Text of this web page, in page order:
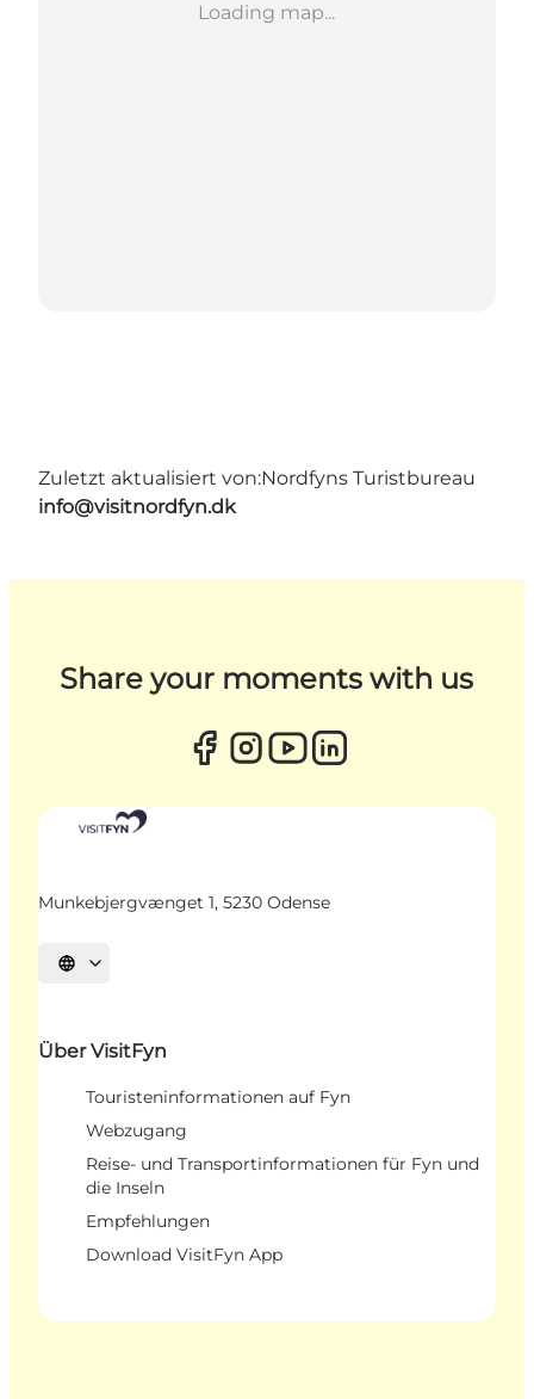
Loading map...
Zuletzt aktualisiert von:Nordfyns Turistbureau
info@visitnordfyn.dk
Share your moments with us
Munkebjergvænget 1, 5230 Odense
Sprache auswählen
Über VisitFyn
Touristeninformationen auf Fyn
Webzugang
Reise- und Transportinformationen für Fyn und
die Inseln
Empfehlungen
Download VisitFyn App